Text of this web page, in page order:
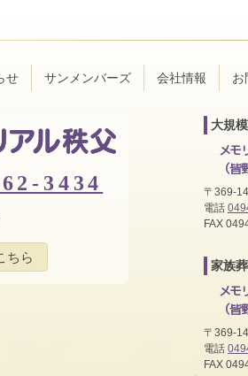
せ サンメンバーズ 会社情報 お
ル秩
3434
ちら
大規
メモ
（皆
〒369-
電話
FAX
家族
メモ
（皆
〒369-
電話
FAX